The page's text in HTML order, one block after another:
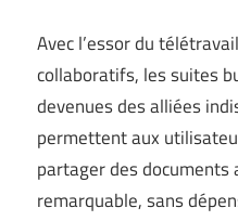
Avec l’essor du
collaboratifs, les suites
devenues des alliées
permettent aux
partager des documents
remarquable, sans